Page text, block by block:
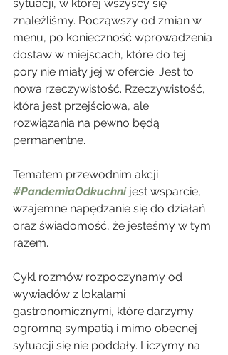
sytuacji, w której wszyscy się
znaleźliśmy. Począwszy od zmian w
menu, po konieczność wprowadzenia
dostaw w miejscach, które do tej
pory nie miały jej w ofercie. Jest to
nowa rzeczywistość. Rzeczywistość,
która jest przejściowa, ale
rozwiązania na pewno będą
permanentne.
Tematem przewodnim akcji
#PandemiaOdkuchni jest wsparcie,
wzajemne napędzanie się do działań
oraz świadomość, że jesteśmy w tym
razem.
Cykl rozmów rozpoczynamy od
wywiadów z lokalami
gastronomicznymi, które darzymy
ogromną sympatią i mimo obecnej
sytuacji się nie poddały. Liczymy na